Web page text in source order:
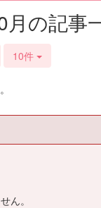
月の記事
10件
ん。